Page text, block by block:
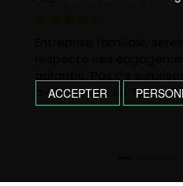
avoir acheté un T4 de
ACCEPTER